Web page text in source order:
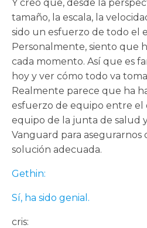
Y creo que, desde la
tamaño, la escala, la
sido un esfuerzo de todo el
Personalmente, siento que
cada momento. Así que es
hoy y ver cómo todo va
Realmente parece que ha
esfuerzo de equipo entre el
equipo de la junta de salud
Vanguard para asegurarnos
solución adecuada.
Gethin:
Sí, ha sido genial.
cris: